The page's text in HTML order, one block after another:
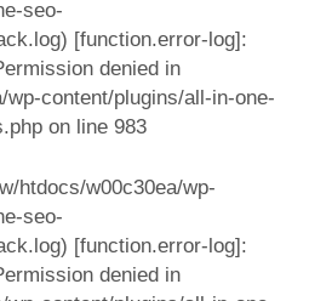
seo-
[function.error-log]:
denied in
content/plugins/all-in-one-
on line 983
htdocs/w00c30ea/wp-
seo-
[function.error-log]:
denied in